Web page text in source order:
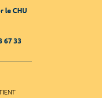
le CHU
67 33